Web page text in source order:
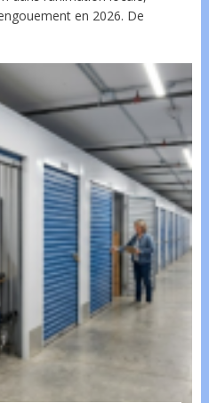
en 2026. De